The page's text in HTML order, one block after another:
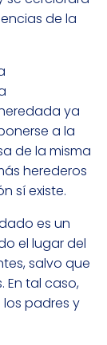
de la
ya
a la
de la misma
herederos
sí existe.
es un
el lugar del
salvo que
En tal caso,
padres y